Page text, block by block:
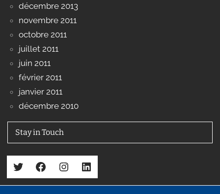
décembre 2013
novembre 2011
octobre 2011
juillet 2011
juin 2011
février 2011
janvier 2011
décembre 2010
Stay in Touch
Twitter Facebook Instagram LinkedIn